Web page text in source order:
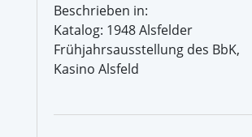
Beschrieben in:
Katalog: 1948 Alsfelder
Frühjahrsausstellung des BbK,
Kasino Alsfeld